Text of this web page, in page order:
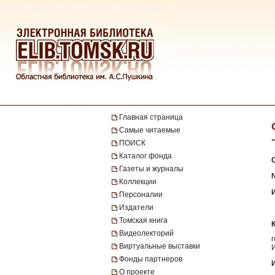
Главная страница
Самые читаемые
ПОИСК
Каталог фонда
Газеты и журналы
Коллекции
Персоналии
Издатели
Томская книга
Видеолекторий
Виртуальные выставки
Фонды партнеров
О проекте